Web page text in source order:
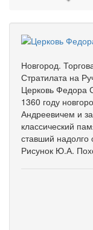
Новгород.
Стратилата на
Церковь Федора
1360 году
Андреевичем и
классический
ставший надолго
Рисунок Ю.А.